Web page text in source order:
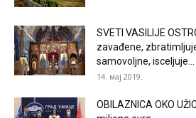
SVETI VASILIJE
zavađene,
samovoljne, isceljuje...
14. мај 2019.
OBILAZNICA OKO